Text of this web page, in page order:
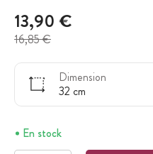
13,90 €
16,85 €
Dimension
32 cm
En stock